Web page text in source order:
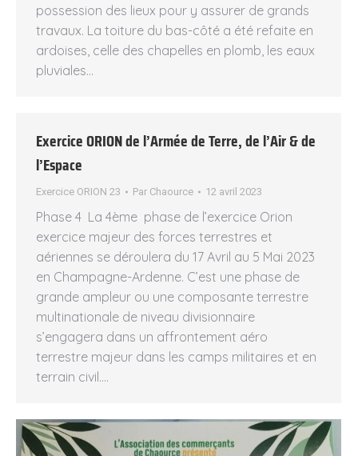
possession des lieux pour y assurer de grands
travaux. La toiture du bas-côté a été refaite en
ardoises, celle des chapelles en plomb, les eaux
pluviales…
Exercice ORION de l’Armée de Terre, de l’Air & de
l’Espace
Exercice ORION 23 Par Chaource 12 avril 2023
Phase 4 La 4ème phase de l’exercice Orion
exercice majeur des forces terrestres et
aériennes se déroulera du 17 Avril au 5 Mai 2023
en Champagne-Ardenne. C’est une phase de
grande ampleur ou une composante terrestre
multinationale de niveau divisionnaire
s’engagera dans un affrontement aéro
terrestre majeur dans les camps militaires et en
terrain civil.…